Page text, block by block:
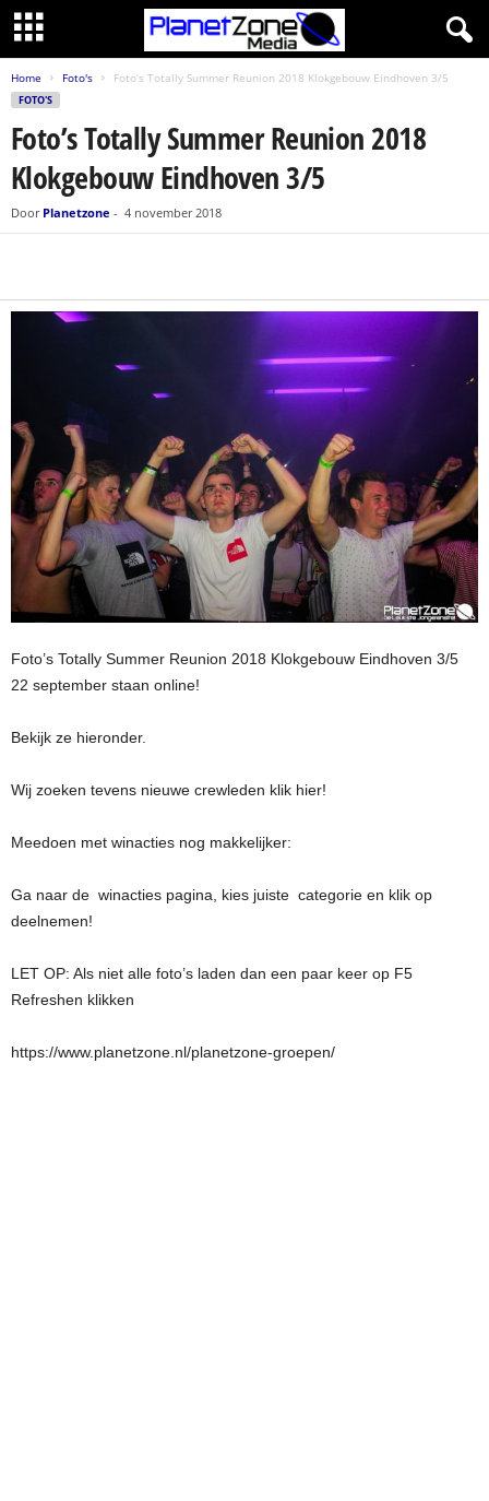
Home Foto's Foto’s Totally Summer Reunion 2018 Klokgebouw Eindhoven 3/5
FOTO'S
Foto’s Totally Summer Reunion 2018
Klokgebouw Eindhoven 3/5
Door Planetzone - 4 november 2018
Foto’s Totally Summer Reunion 2018 Klokgebouw Eindhoven 3/5
22 september staan online!
Bekijk ze hieronder.
Wij zoeken tevens nieuwe crewleden klik hier!
Meedoen met winacties nog makkelijker:
Ga naar de winacties pagina, kies juiste categorie en klik op
deelnemen!
LET OP: Als niet alle foto’s laden dan een paar keer op F5
Refreshen klikken
https://www.planetzone.nl/planetzone-groepen/